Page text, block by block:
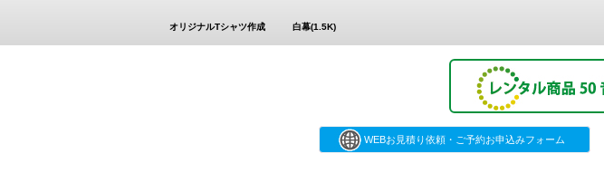
オリジナルTシャツ作成 白幕(1.5K)
WEBお見積り依頼・ご予約お申込みフォーム